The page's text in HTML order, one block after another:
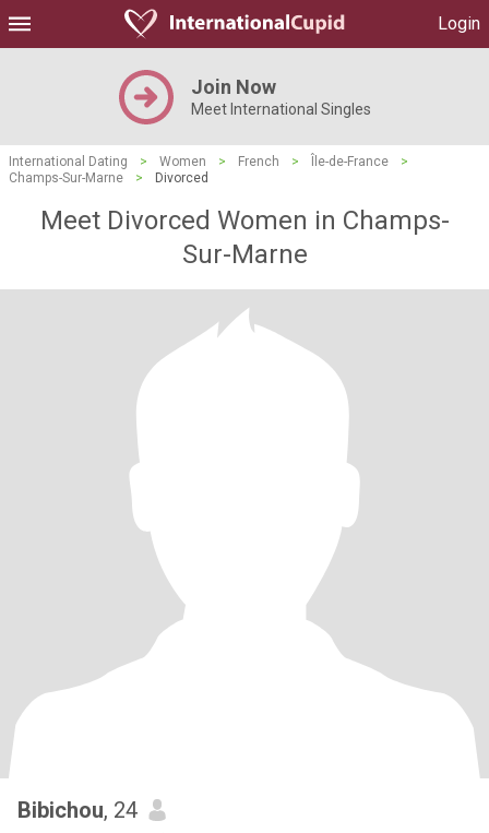
Login
Join Now
Meet International Singles
International Dating > Women > French > Île-de-France
>
Champs-Sur-Marne
> Divorced
Meet Divorced Women in Champs-
Sur-Marne
Bibichou, 24